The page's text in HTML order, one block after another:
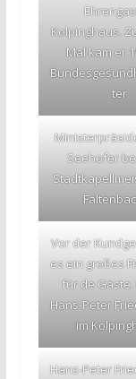
Kolpinghaus.
Mal kam er
ter
Seehofer
Vor der
es ein großes
für de Gäste.
Hans-Peter
im
Hans-Peter